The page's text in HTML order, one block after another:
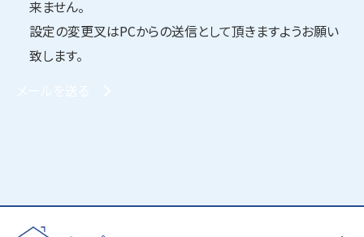
来ません。
設定の変更叉はPCからの送信として頂きますようお願い
致します。